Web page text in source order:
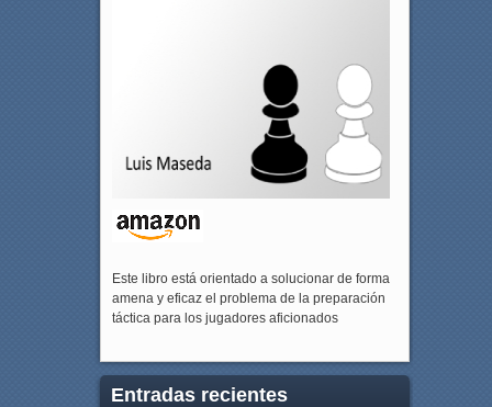
Este libro está orientado a solucionar de forma
amena y eficaz el problema de la preparación
táctica para los jugadores aficionados
Entradas recientes